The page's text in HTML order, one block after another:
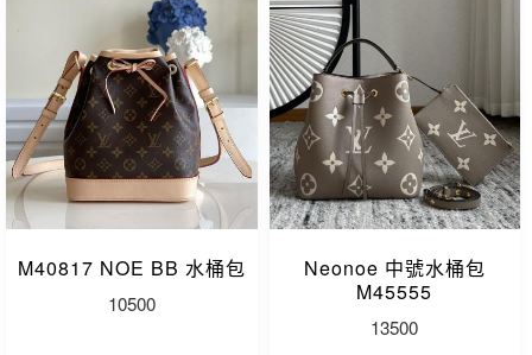
M40817 NOE BB 水桶包
10500
Neonoe 中號水桶包
M45555
13500